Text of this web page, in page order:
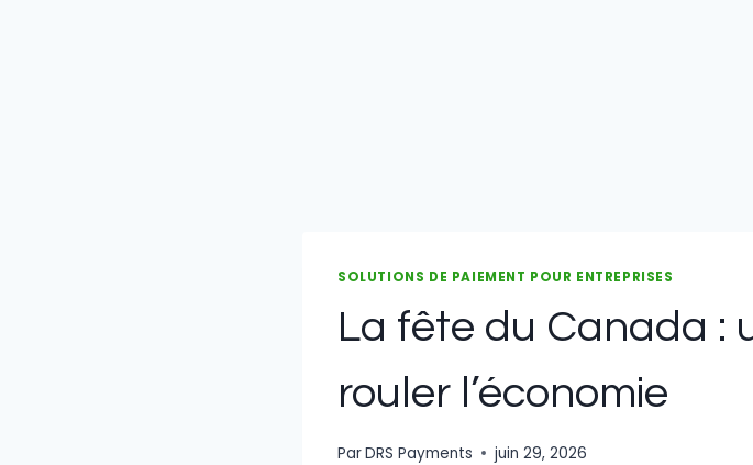
SOLUTIONS DE PAIEMENT POUR ENTREPRISES
La fête du Canada :
rouler l’économie
ParDRS Payments juin 29, 2026